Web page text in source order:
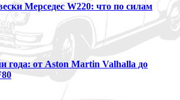
Мерседес W220: что по силам
года: от Aston Martin Valhalla до